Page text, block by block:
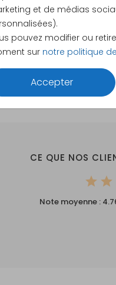
et de médias
pouvez modifier ou
sur notre politique
Accepter
CE QUE NOS
Note moyenne :